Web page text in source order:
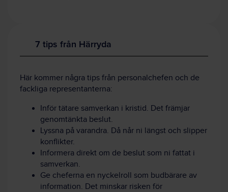
7 tips från Härryda
Här kommer några tips från personalchefen och de
fackliga representanterna:
Inför tätare samverkan i kristid. Det främjar
genomtänkta beslut.
Lyssna på varandra. Då når ni längst och slipper
konflikter.
Informera direkt om de beslut som ni fattat i
samverkan.
Ge cheferna en nyckelroll som budbärare av
information. Det minskar risken för